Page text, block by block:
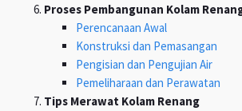
Proses Pembangunan Kolam
Perencanaan Awal
Konstruksi dan Pemasangan
Pengisian dan Pengujian Air
Pemeliharaan dan Perawatan
Tips Merawat Kolam Renang